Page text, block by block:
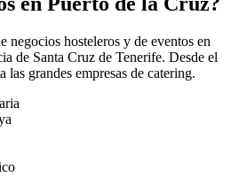
negocios hosteleros y de eventos en
de Santa Cruz de Tenerife. Desde el
las grandes empresas de catering.